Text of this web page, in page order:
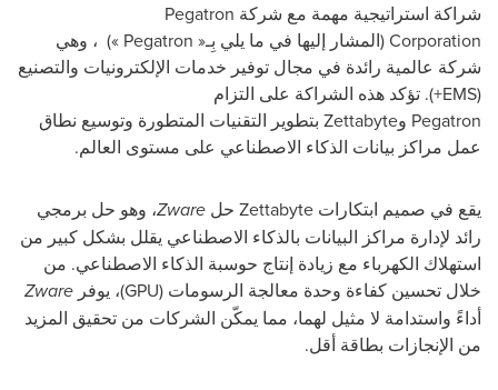
شراكة استراتيجية مهمة مع شركة Pegatron
Corporation(المشار إليها في ما يلي بِـ(« Pegatron » ، وهي
شركة عالمية رائدة في مجال توفير خدمات الإلكترونيات والتصنيع
(
EMS+). تؤكد هذه الشراكة على التزام
Pegatron وZettabyte بتطوير التقنيات المتطورة وتوسيع نطاق
عمل مراكز بيانات الذكاء الاصطناعي على مستوى العالم.
يقع في صميم ابتكارات Zettabyte حل Zware، وهو حل برمجي
رائد لإدارة مراكز البيانات بالذكاء الاصطناعي يقلل بشكل كبير من
استهلاك الكهرباء مع زيادة إنتاج حوسبة الذكاء الاصطناعي. من
خلال تحسين كفاءة وحدة معالجة الرسومات ((GPU، يوفر Zware
أداءً واستدامة لا مثيل لهما، مما يمكّن الشركات من تحقيق المزيد
من الإنجازات بطاقة أقل.